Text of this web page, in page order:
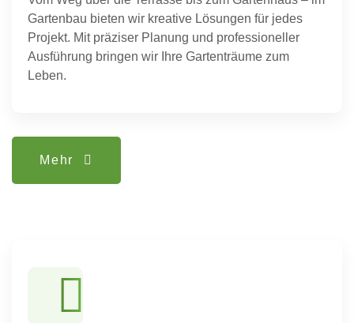
Gartenbau bieten wir kreative Lösungen für jedes
Projekt. Mit präziser Planung und professioneller
Ausführung bringen wir Ihre Gartenträume zum
Mehr